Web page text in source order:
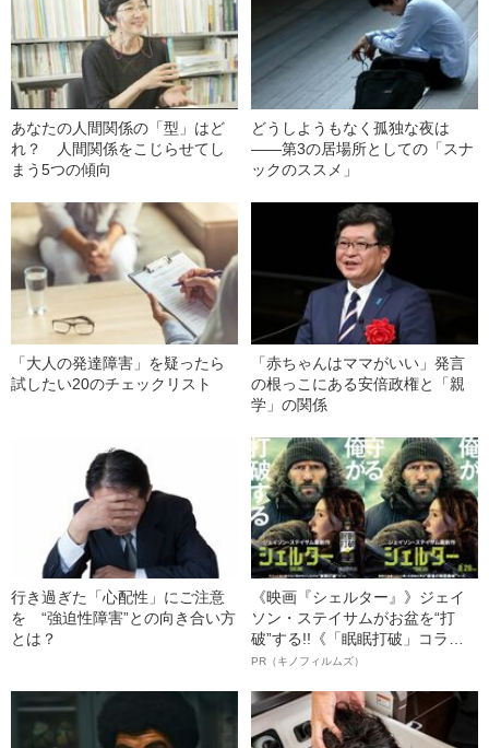
あなたの人間関係の「型」はど
れ？ 人間関係をこじらせてし
まう5つの傾向
どうしようもなく孤独な夜は
――第3の居場所としての「スナ
ックのススメ」
「大人の発達障害」を疑ったら
試したい20のチェックリスト
「赤ちゃんはママがいい」発言
の根っこにある安倍政権と「親
学」の関係
行き過ぎた「心配性」にご注意
を “強迫性障害”との向き合い方
とは？
《映画『シェルター』》ジェイ
ソン・ステイサムがお盆を“打
破”する!!《「眠眠打破」コラ
ボ》
PR（キノフィルムズ）